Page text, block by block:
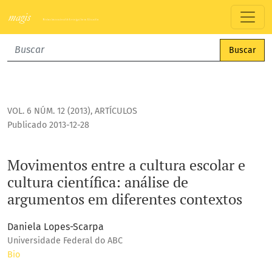
Movimentos entre a cultura escolar e cultura científica:
Buscar
VOL. 6 NÚM. 12 (2013), ARTÍCULOS
Movimentos entre a cultura escolar e
cultura científica: análise de
argumentos em diferentes contextos
Publicado 2013-12-28
Daniela Lopes-Scarpa
Universidade Federal do ABC
Bio